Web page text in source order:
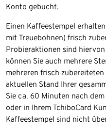
Konto gebucht.
Einen Kaffeestempel
mit Treuebohnen) frisch
Probieraktionen sind
können Sie auch mehrere
mehreren frisch
aktuellen Stand Ihrer
Sie ca. 60 Minuten nach
oder in Ihrem TchiboCard
Kaffeestempel sind nicht